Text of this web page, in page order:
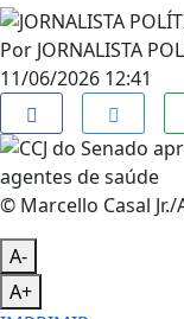
Por JORNALISTA
11/06/2026 12:41
© Marcello Casal
A-
A+